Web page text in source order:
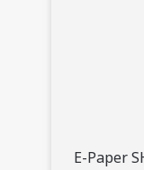
E-Paper